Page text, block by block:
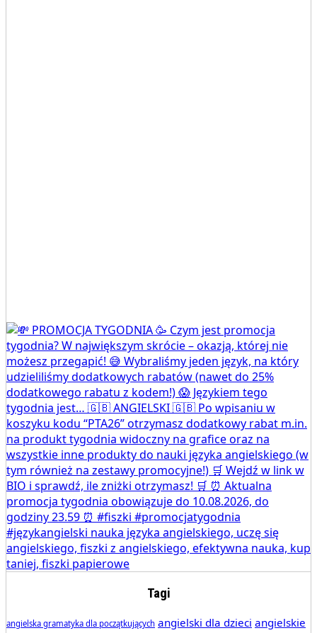
Tagi
angielska gramatyka dla początkujących angielski dla dzieci angielskie